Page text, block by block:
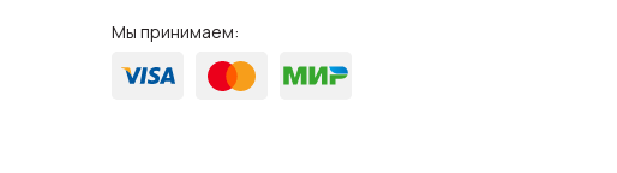
Мы принимаем: